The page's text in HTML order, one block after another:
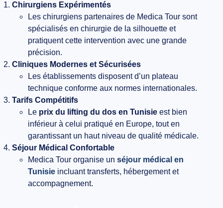
Chirurgiens Expérimentés
Les chirurgiens partenaires de Medica Tour sont
spécialisés en chirurgie de la silhouette et
pratiquent cette intervention avec une grande
précision.
Cliniques Modernes et Sécurisées
Les établissements disposent d’un plateau
technique conforme aux normes internationales.
Tarifs Compétitifs
Le prix du lifting du dos en Tunisie est bien
inférieur à celui pratiqué en Europe, tout en
garantissant un haut niveau de qualité médicale.
Séjour Médical Confortable
Medica Tour organise un séjour médical en
Tunisie incluant transferts, hébergement et
accompagnement.